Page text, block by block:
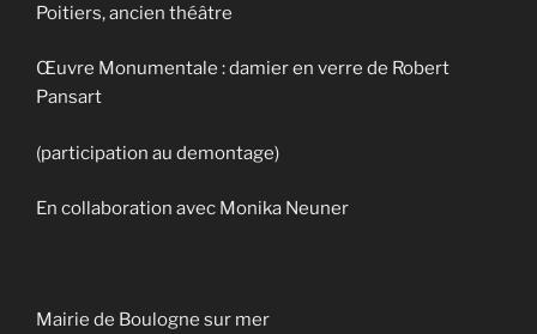
Poitiers, ancien théâtre
Œuvre Monumentale : damier en verre de Robert
Pansart
(participation au demontage)
En collaboration avec Monika Neuner
Mairie de Boulogne sur mer